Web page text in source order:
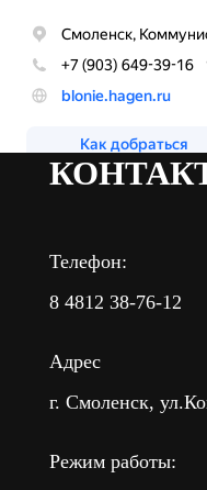
Телефон:
8 4812 38-76-12
Адрес
г. Смоленск,
Режим работы: